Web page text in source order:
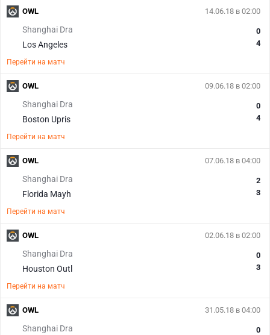
14.06.18 в 02:00
Shanghai Dra
Los Angeles
0
4
Перейти на матч
OWL
09.06.18 в 02:00
Shanghai Dra
Boston Upris
0
4
Перейти на матч
OWL
07.06.18 в 04:00
Shanghai Dra
Florida Mayh
2
3
Перейти на матч
OWL
02.06.18 в 02:00
Shanghai Dra
Houston Outl
0
3
Перейти на матч
OWL
31.05.18 в 04:00
Shanghai Dra
0
OWL